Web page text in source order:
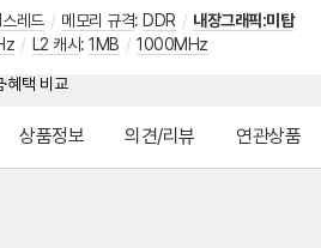
스레드 / 메모리 규격: DDR / 내장그래픽:미탑
/ L2 캐시: 1MB / 1000MHz
상품정보 의견/리뷰 연관상품